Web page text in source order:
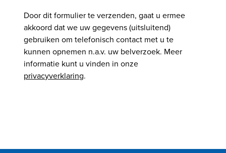
Door dit formulier te verzenden, gaat u ermee
akkoord dat we uw gegevens (uitsluitend)
gebruiken om telefonisch contact met u te
kunnen opnemen n.a.v. uw belverzoek. Meer
informatie kunt u vinden in onze
privacyverklaring.